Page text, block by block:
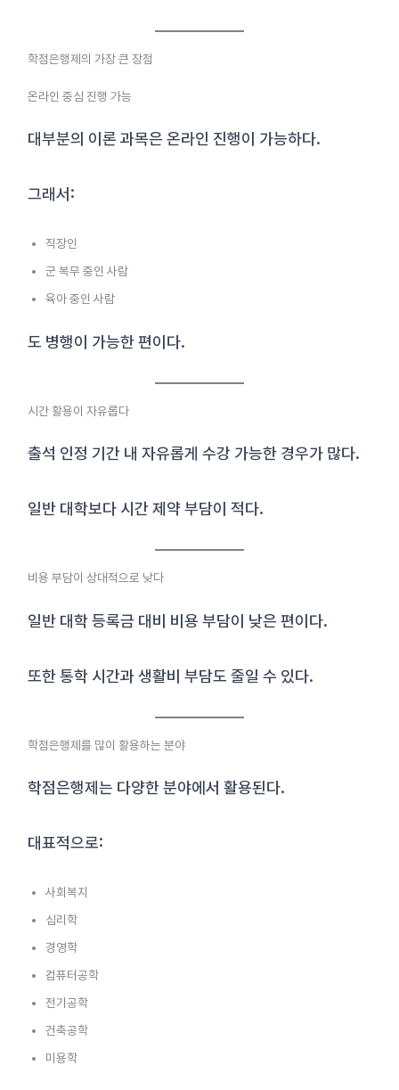
학점은행제의 가장 큰 장점
온라인 중심 진행 가능
대부분의 이론 과목은 온라인 진행이 가능하다.
그래서:
직장인
군 복무 중인 사람
육아 중인 사람
도 병행이 가능한 편이다.
시간 활용이 자유롭다
출석 인정 기간 내 자유롭게 수강 가능한 경우가 많다.
일반 대학보다 시간 제약 부담이 적다.
비용 부담이 상대적으로 낮다
일반 대학 등록금 대비 비용 부담이 낮은 편이다.
또한 통학 시간과 생활비 부담도 줄일 수 있다.
학점은행제를 많이 활용하는 분야
학점은행제는 다양한 분야에서 활용된다.
대표적으로:
사회복지
심리학
경영학
컴퓨터공학
전기공학
건축공학
미용학